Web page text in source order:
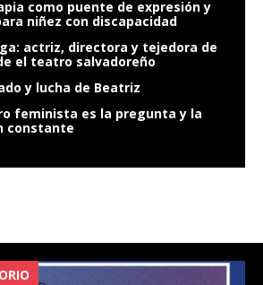
como puente de expresión y
niñez con discapacidad
actriz, directora y tejedora de
el teatro salvadoreño
y lucha de Beatriz
feminista es la pregunta y la
constante